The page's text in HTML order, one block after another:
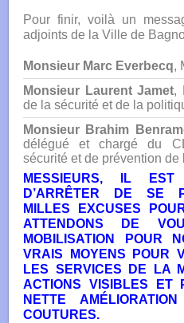
Pour finir, voilà un
adjoints de la Ville de
Monsieur Marc Everbecq,
Monsieur Laurent Jamet,
de la sécurité et de la
Monsieur Brahim
délégué et chargé du
sécurité et de prévention
MESSIEURS, IL
D’ARRÊTER DE SE
MILLES EXCUSES
ATTENDONS DE
MOBILISATION POUR
VRAIS MOYENS POUR
LES SERVICES DE LA
ACTIONS VISIBLES ET
NETTE
COUTURES.